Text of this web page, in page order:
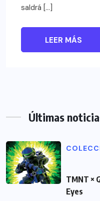
saldrá […]
LEER MÁS
Últimas
TMNT ×
Eyes